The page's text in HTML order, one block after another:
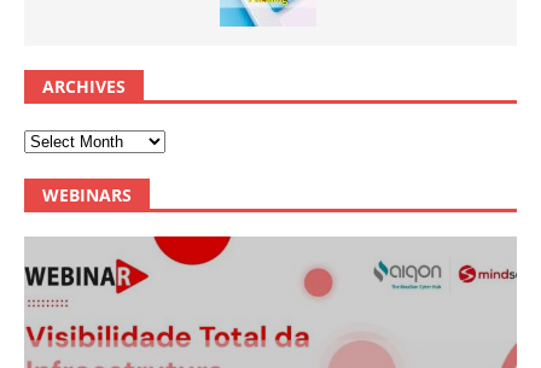
ARCHIVES
WEBINARS